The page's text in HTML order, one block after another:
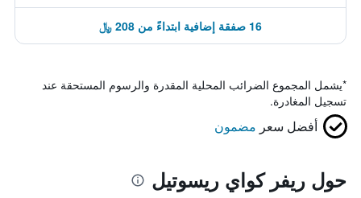
16 صفقة إضافية ابتداءً من 208 ﷼
*يشمل المجموع الضرائب المحلية المقدرة والرسوم المستحقة عند
تسجيل المغادرة.
أفضل سعر مضمون
حول ريفر كواي ريسوتيل